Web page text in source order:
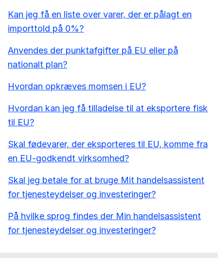
Kan jeg få en liste over varer, der er pålagt en
importtold på 0%?
Anvendes der punktafgifter på EU eller på
nationalt plan?
Hvordan opkræves momsen i EU?
Hvordan kan jeg få tilladelse til at eksportere fisk
til EU?
Skal fødevarer, der eksporteres til EU, komme fra
en EU-godkendt virksomhed?
Skal jeg betale for at bruge Mit handelsassistent
for tjenesteydelser og investeringer?
På hvilke sprog findes der Min handelsassistent
for tjenesteydelser og investeringer?